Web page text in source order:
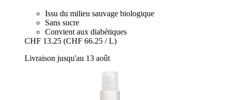
Issu du milieu sauvage biologique
Sans sucre
Convient aux diabétiques
CHF 13.25 (CHF 66.25 / L)
Livraison jusqu'au 13 août